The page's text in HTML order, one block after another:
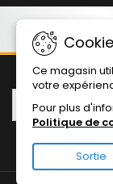
Ce magasin
votre
Pour plus
Politique de
Sortie